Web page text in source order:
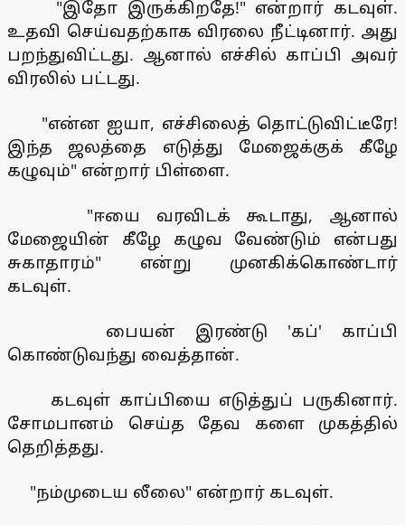
"இதோ இருக்கிறதே!" என்றார் கடவுள்.
உதவி செய்வதற்காக விரலை நீட்டினார். அது
பறந்துவிட்டது. ஆனால் எச்சில் காப்பி அவர்
விரலில் பட்டது.
"என்ன ஐயா, எச்சிலைத் தொட்டுவிட்டீரே!
இந்த ஜலத்தை எடுத்து மேஜைக்குக் கீழே
கழுவும்" என்றார் பிள்ளை.
"ஈயை வரவிடக் கூடாது, ஆனால்
மேஜையின் கீழே கழுவ வேண்டும் என்பது
சுகாதாரம்" என்று முனகிக்கொண்டார்
கடவுள்.
பையன் இரண்டு 'கப்' காப்பி
கொண்டுவந்து வைத்தான்.
கடவுள் காப்பியை எடுத்துப் பருகினார்.
சோமபானம் செய்த தேவ களை முகத்தில்
தெறித்தது.
"நம்முடைய லீலை" என்றார் கடவுள்.